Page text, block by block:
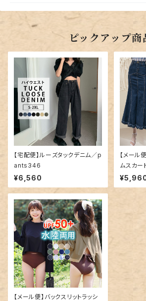
ピックアップ商
【宅配便】ルーズタックデニム／p
ants346
¥6,560
【メール
ムスカ
【メール便】バックスリットラッシ